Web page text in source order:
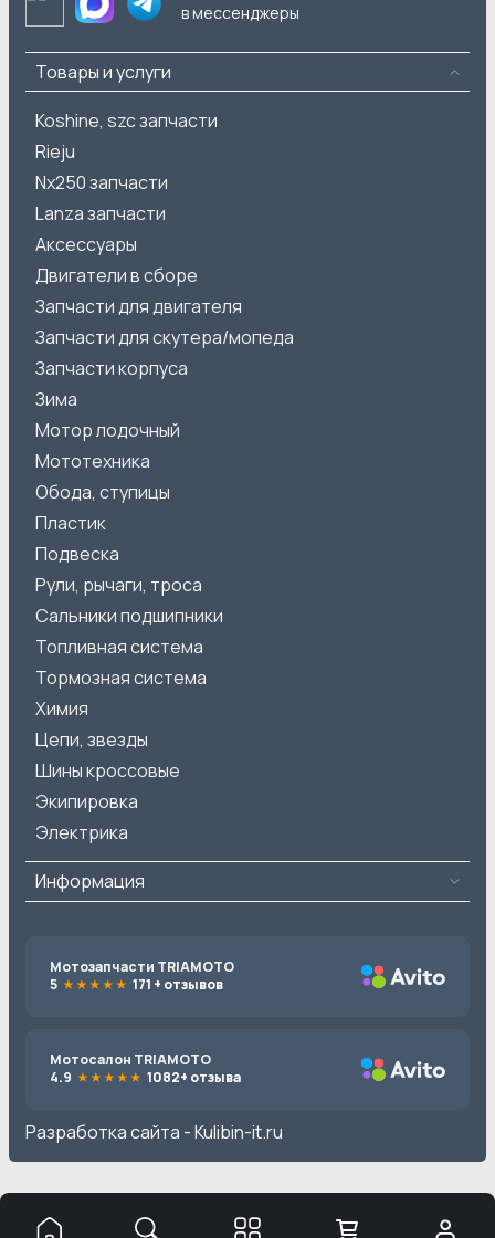
в мессенджеры
Товары и услуги
Koshine, szc запчасти
Rieju
Nx250 запчасти
Lanza запчасти
Аксессуары
Двигатели в сборе
Запчасти для двигателя
Запчасти для скутера/мопеда
Запчасти корпуса
Зима
Мотор лодочный
Мототехника
Обода, ступицы
Пластик
Подвеска
Рули, рычаги, троса
Сальники подшипники
Топливная система
Тормозная система
Химия
Цепи, звезды
Шины кроссовые
Экипировка
Электрика
Информация
Мотозапчасти TRIAMOTO
5
171 + отзывов
Мотосалон TRIAMOTO
4.9
1082+ отзыва
Разработка сайта -Kulibin-it.ru